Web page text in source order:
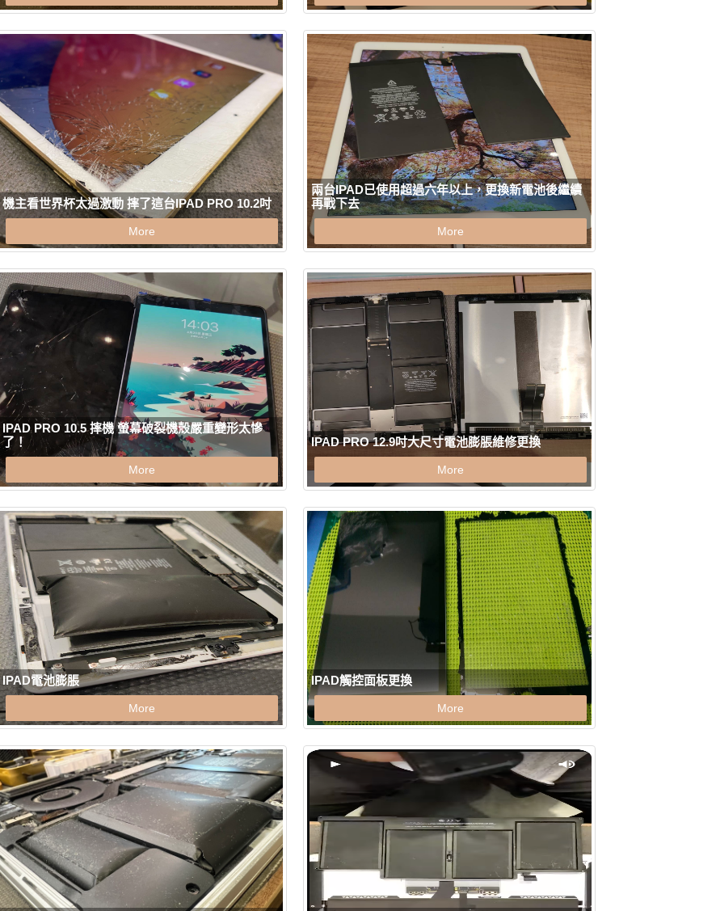
機主看世界杯太過激動 摔了這台IPAD PRO 10.2吋
More
兩台IPAD已使用超過六年以上，更換新電池後繼續
再戰下去
More
IPAD PRO 10.5 摔機 螢幕破裂機殼嚴重變形太慘
了！
More
IPAD PRO 12.9吋大尺寸電池膨脹維修更換
More
IPAD電池膨脹
More
IPAD觸控面板更換
More